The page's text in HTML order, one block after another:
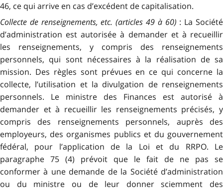
46, ce qui arrive en cas d’excédent de capitalisation.
Collecte de renseignements, etc. (articles 49 à 60) : La Société
d’administration est autorisée à demander et à recueillir
les renseignements, y compris des renseignements
personnels, qui sont nécessaires à la réalisation de sa
mission. Des règles sont prévues en ce qui concerne la
collecte, l’utilisation et la divulgation de renseignements
personnels. Le ministre des Finances est autorisé à
demander et à recueillir les renseignements précisés, y
compris des renseignements personnels, auprès des
employeurs, des organismes publics et du gouvernement
fédéral, pour l’application de la Loi et du RRPO. Le
paragraphe 75 (4) prévoit que le fait de ne pas se
conformer à une demande de la Société d’administration
ou du ministre ou de leur donner sciemment des